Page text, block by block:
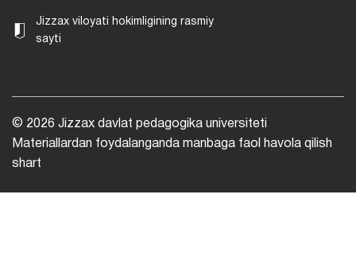
Jizzax viloyati hokimligining rasmiy
sayti
© 2026 Jizzax davlat pedagogika universiteti
Materiallardan foydalanganda manbaga faol havola qilish
shart